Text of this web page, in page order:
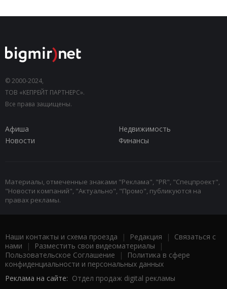
© 2000-2024,
ТОВ «КЕПРЕЙТ ПАРТНЕРС».
Все права защищены.
Афиша
Недвижимость
Новости
Финансы
Материалы, отмеченные знаками "Реклама", "PR", "Спецпроект",
"Новости компаний", "Актуально", "Промо", публикуются на
правах рекламы.
Наши контакты и схема проезда | Редакция | Связаться с
нами | Разместить свои видеоматериалы |
Пользовательское Соглашение |
Политика в сфере
конфиденциальности и персональных данных
Реклама на сайте: Отдел продаж digital рекламы